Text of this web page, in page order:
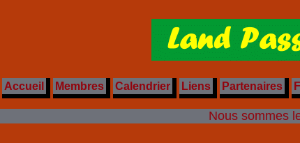
Accueil Membres Calendrier Liens Partenaires
Nous sommes